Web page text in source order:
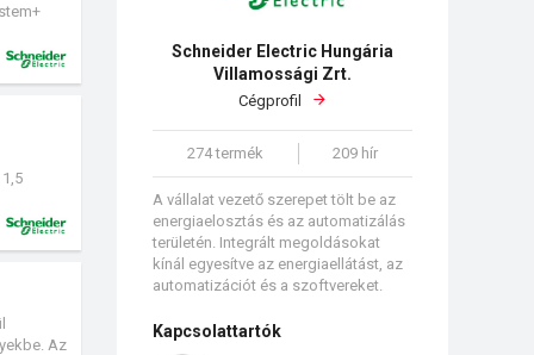
Schneider Electric Hungária
Villamossági Zrt.
Cégprofil
274 termék 209 hír
A vállalat vezető szerepet tölt be az
energiaelosztás és az automatizálás
területén. Integrált megoldásokat
kínál egyesítve az energiaellátást, az
automatizációt és a szoftvereket.
Kapcsolattartók
Az